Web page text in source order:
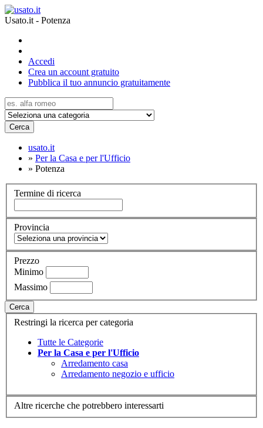
Usato.it - Potenza
Accedi
Crea un account gratuito
Pubblica il tuo annuncio gratuitamente
Cerca
usato.it
» Per la Casa e per l'Ufficio
» Potenza
Termine di ricerca
Provincia
Prezzo
Minimo
Massimo
Cerca
Restringi la ricerca per categoria
Tutte le Categorie
Per la Casa e per l'Ufficio
Arredamento casa
Arredamento negozio e ufficio
Altre ricerche che potrebbero interessarti